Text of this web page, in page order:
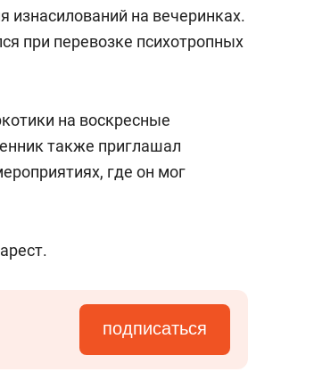
изнасилований на вечеринках.
при перевозке психотропных
на воскресные
также приглашал
где он мог
подписаться